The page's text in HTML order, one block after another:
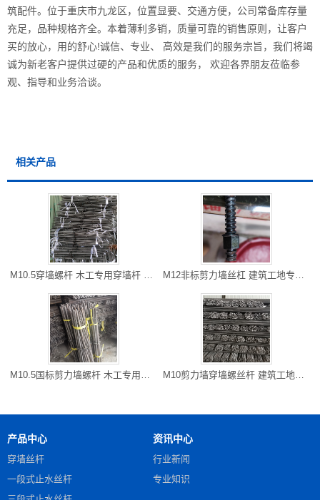
筑配件。位于重庆市九龙区，位置显要、交通方便，公司常备库存量
充足，品种规格齐全。本着薄利多销，质量可靠的销售原则，让客户
买的放心，用的舒心!诚信、专业、 高效是我们的服务宗旨，我们将竭
诚为新老客户提供过硬的产品和优质的服务， 欢迎各界朋友莅临参
观、指导和业务洽谈。
相关产品
M10.5穿墙螺杆 木工专用穿墙杆 开县厂家直销 长度可以切割 M12非标剪力墙丝杠 建筑工地专用防水对拉粗牙穿墙螺栓 雅安现货
M10.5国标剪力墙螺杆 木工专用对拉螺杆 万州区螺杆厂家 可以走专 M10剪力墙穿墙螺丝杆 建筑工地常用 铜梁批发 可以专车到工地
产品中心
穿墙丝杆
一段式止水丝杆
资讯中心
行业新闻
专业知识